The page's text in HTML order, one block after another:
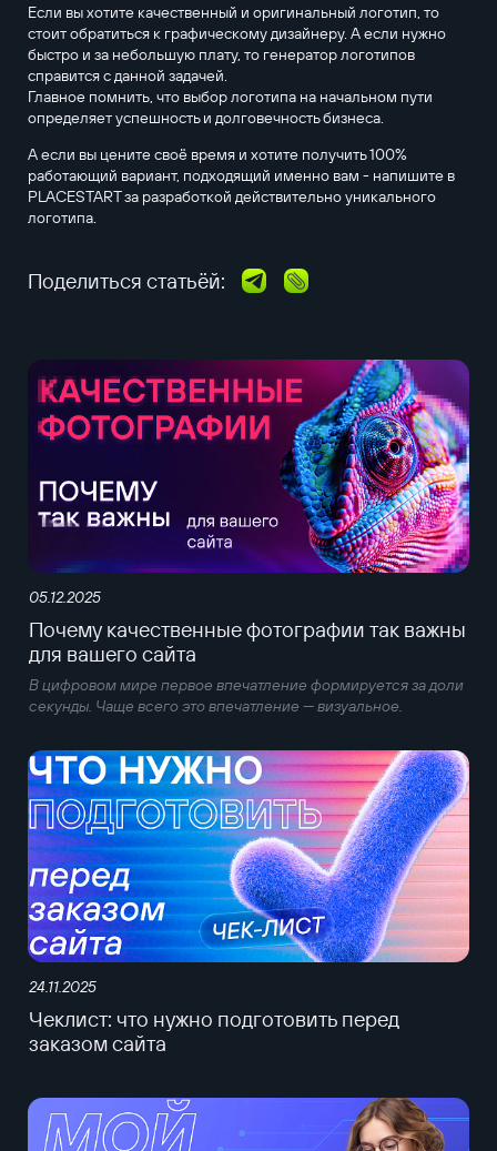
Если вы хотите качественный и оригинальный логотип, то
стоит обратиться к графическому дизайнеру. А если нужно
быстро и за небольшую плату, то генератор логотипов
справится с данной задачей.
Главное помнить, что выбор логотипа на начальном пути
определяет успешность и долговечность бизнеса.
А если вы цените своё время и хотите получить 100%
работающий вариант, подходящий именно вам - напишите в
PLACESTART за разработкой действительно уникального
логотипа.
Поделиться статьёй:
05.12.2025
Почему качественные фотографии так важны
для вашего сайта
В цифровом мире первое впечатление формируется за доли
секунды. Чаще всего это впечатление — визуальное.
24.11.2025
Чеклист: что нужно подготовить перед
заказом сайта